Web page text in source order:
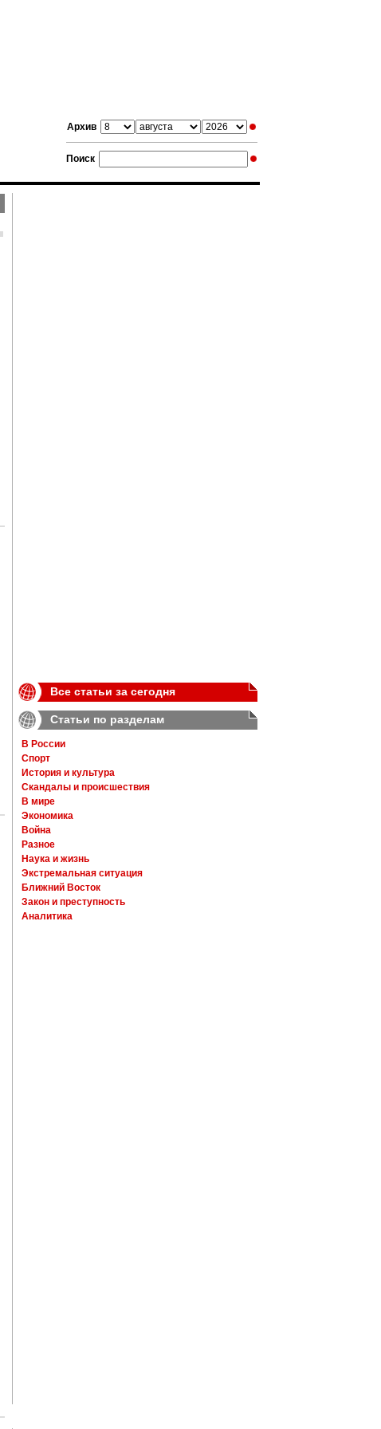
Архив
Поиск
Все статьи за сегодня
Статьи по разделам
В России
Спорт
История и культура
Скандалы и происшествия
В мире
Экономика
Война
Разное
Наука и жизнь
Экстремальная ситуация
Ближний Восток
Закон и преступность
Аналитика